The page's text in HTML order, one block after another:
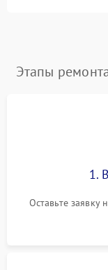
Этапы
1.
Оставьте